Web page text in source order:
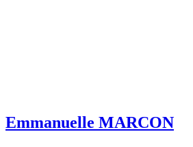
Emmanuelle MARCON